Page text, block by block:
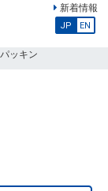
新着情報
JP EN
ッキン